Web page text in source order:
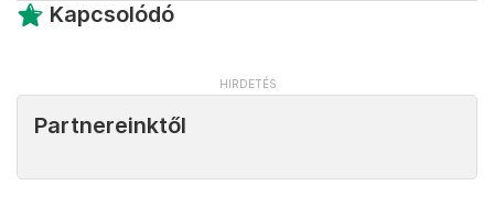
Kapcsolódó
Partnereinktől